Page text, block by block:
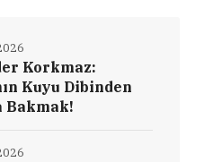
Korkmaz:
Kuyu Dibinden
Bakmak!